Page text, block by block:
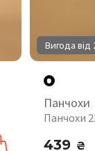
Вигода від
Панчохи
Панчохи
439 ₴